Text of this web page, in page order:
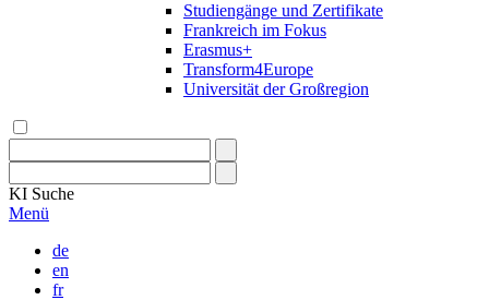
Studiengänge und Zertifikate
Frankreich im Fokus
Erasmus+
Transform4Europe
Universität der Großregion
KI Suche
Menü
de
en
fr